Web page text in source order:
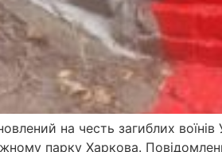
на честь загиблих
парку Харкова.